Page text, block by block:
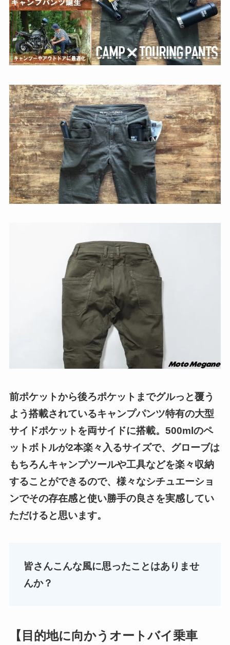
前ポケットから後ろポケットまでグルっと覆う
よう搭載されているキャンプパンツ特有の大型
サイドポケットを両サイドに搭載。500mlのペ
ットボトルが2本楽々入るサイズで、グローブは
もちろんキャンプツールや工具などを楽々収納
することができるので、様々なシチュエーショ
ンでその存在感と使い勝手の良さを実感してい
ただけると思います。
皆さんこんな風に思ったことはありませ
んか？
【目的地に向かうオートバイ乗車